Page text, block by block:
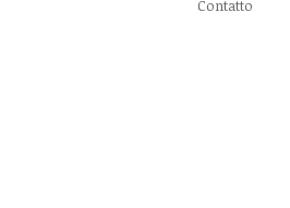
Contatto